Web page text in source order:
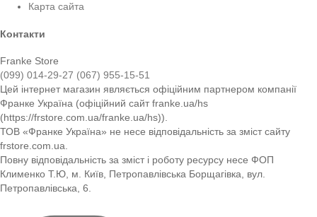
Карта сайта
Контакти
Franke Store
(099) 014-29-27 (067) 955-15-51
Цей інтернет магазин являється офіційним партнером компанії
Франке Україна (офіційний сайт franke.ua/hs
(https://frstore.com.ua/franke.ua/hs)).
ТОВ «Франке Україна» не несе відповідальність за зміст сайту
frstore.com.ua.
Повну відповідальність за зміст і роботу ресурсу несе ФОП
Клименко Т.Ю, м. Київ, Петропавлівська Борщагівка, вул.
Петропавлівська, 6.